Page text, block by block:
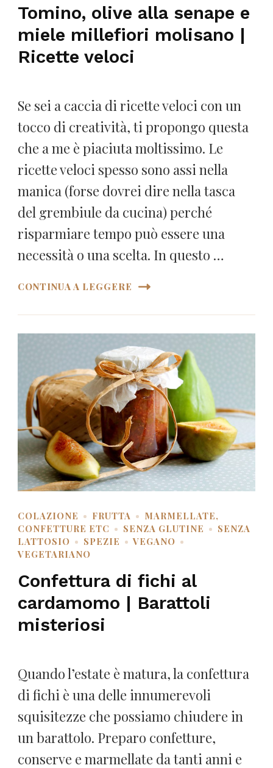
Tomino, olive alla senape e
miele millefiori molisano |
Ricette veloci
Se sei a caccia di ricette veloci con un
tocco di creatività, ti propongo questa
che a me è piaciuta moltissimo. Le
ricette veloci spesso sono assi nella
manica (forse dovrei dire nella tasca
del grembiule da cucina) perché
risparmiare tempo può essere una
necessità o una scelta. In questo …
CONTINUA A LEGGERE
COLAZIONE FRUTTA
MARMELLATE,
CONFETTURE ETC
SENZA GLUTINE
SENZA
LATTOSIO
SPEZIE
VEGANO
VEGETARIANO
Confettura di fichi al
cardamomo | Barattoli
misteriosi
Quando l’estate è matura, la confettura
di fichi è una delle innumerevoli
squisitezze che possiamo chiudere in
un barattolo. Preparo confetture,
conserve e marmellate da tanti anni e